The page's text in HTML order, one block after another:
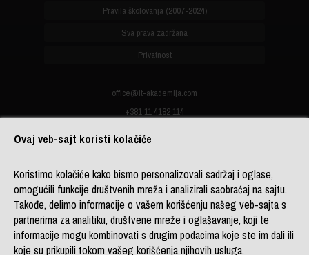
Pravila školovanja (2007-2024)
Sva prava zadržana
Privatnost
office@it-akademija.com
+381 11 4182 114
Copyright 2026 © ITAcademy,
LINK group Professional
Education. Powered byLINK
CMS
Ovaj veb-sajt koristi kolačiće
Koristimo kolačiće kako bismo personalizovali sadržaj i oglase,
omogućili funkcije društvenih mreža i analizirali saobraćaj na sajtu.
Takođe, delimo informacije o vašem korišćenju našeg veb-sajta s
partnerima za analitiku, društvene mreže i oglašavanje, koji te
informacije mogu kombinovati s drugim podacima koje ste im dali ili
koje su prikupili tokom vašeg korišćenja njihovih usluga.